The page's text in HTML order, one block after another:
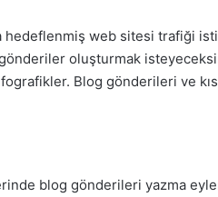
hedeflenmiş web sitesi trafiği
gönderiler oluşturmak
Blog gönderileri ve
blog gönderileri yazma